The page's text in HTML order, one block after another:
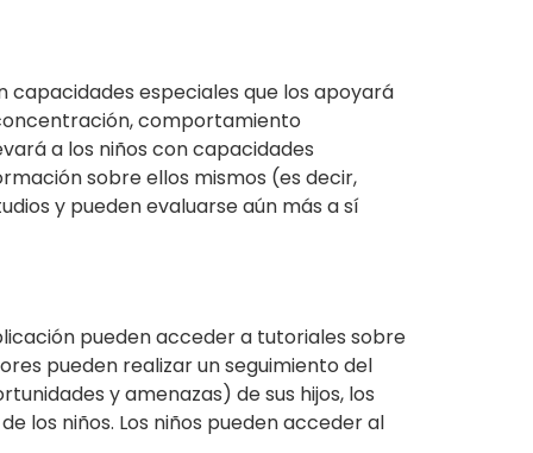
capacidades especiales que los apoyará
comportamiento
a los niños con capacidades
sobre ellos mismos (es decir,
y pueden evaluarse aún más a sí
pueden acceder a tutoriales sobre
pueden realizar un seguimiento del
y amenazas) de sus hijos, los
los niños. Los niños pueden acceder al